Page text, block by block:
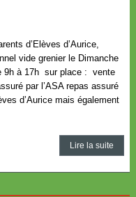
d’Elèves d’Aurice,
vide grenier le Dimanche
9h à 17h sur place : vente
par l’ASA repas assuré
d’Aurice mais également
Lire la suite